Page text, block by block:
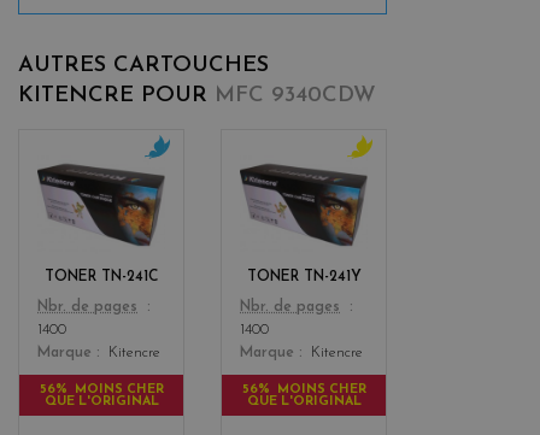
AUTRES CARTOUCHES
KITENCRE POUR MFC 9340CDW
TONER TN-241C
Color
c
y
a
n
Nbr. de pages
1400
Marque
Kitencre
56% MOINS CHER
QUE L'ORIGINAL
TONER TN-241Y
Color
y
e
l
l
o
Nbr. de pages
1400
Marque
Kitencre
56% MOINS CHER
QUE L'ORIGINAL